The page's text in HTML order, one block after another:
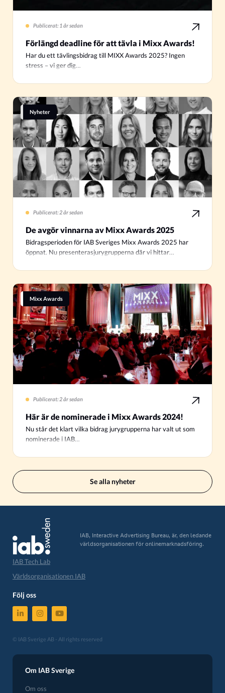
Publicerat: 1 år sedan
Förlängd deadline för att tävla i Mixx Awards!
Har du ett tävlingsbidrag till MIXX Awards 2025? Ingen
stress – vi ger dig…
Nyheter
Publicerat: 2 år sedan
De avgör vinnarna av Mixx Awards 2025
Bidragsperioden för IAB Sveriges Mixx Awards 2025 har
öppnat. Nu presenterasjurygrupperna där vi hittar…
Mixx Awards
Publicerat: 2 år sedan
Här är de nominerade i Mixx Awards 2024!
Nu står det klart vilka bidrag jurygrupperna har valt ut som
nominerade i IAB…
Se alla nyheter
IAB, Interactive Advertising Bureau, är, den ledande
världsorganisationen för onlinemarknadsföring.
IAB Tech Lab
Världsorganisationen IAB
Följ oss
© IAB Sverige AB - All rights reserved
Om IAB Sverige
Om oss